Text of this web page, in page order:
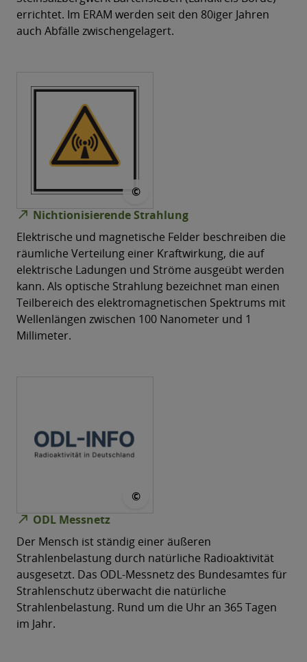
errichtet. Im ERAM werden seit den 80iger Jahren
auch Abfälle zwischengelagert.
©
north_east Nichtionisierende Strahlung
Elektrische und magnetische Felder beschreiben die
räumliche Verteilung einer Kraftwirkung, die auf
elektrische Ladungen und Ströme ausgeübt werden
kann. Als optische Strahlung bezeichnet man einen
Teilbereich des elektromagnetischen Spektrums mit
Wellenlängen zwischen 100 Nanometer und 1
Millimeter.
©
north_east ODL Messnetz
Der Mensch ist ständig einer äußeren
Strahlenbelastung durch natürliche Radioaktivität
ausgesetzt. Das ODL-Messnetz des Bundesamtes für
Strahlenschutz überwacht die natürliche
Strahlenbelastung. Rund um die Uhr an 365 Tagen
im Jahr.